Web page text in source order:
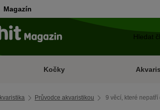
Magazín
Kočky
Průvodce akvaristikou 9 věcí, které nepatří